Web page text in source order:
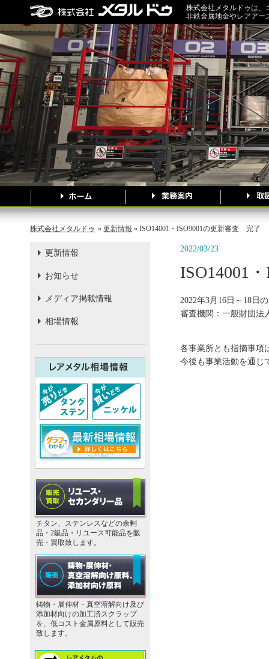
株式会社メタルドゥは、
非鉄金属地金やレアアー
株式会社メタルドゥ » 更新情報 » ISO14001・ISO9001の更新審査 完了
更新情報
お知らせ
メディア掲載情報
相場情報
チタン、ステンレスなどの余剰
品・2級品・リユース可能品を販
売・買取致します。
鋳物・展伸材・真空溶解向け及び
添加材向けの加工済スクラップ
を、低コスト金属原料として販売
致します。
2022/03/23
ISO14001
2022年3月16日～18日
審査機関：一般財団
各事業所とも指摘事項
今後も事業活動を通じ